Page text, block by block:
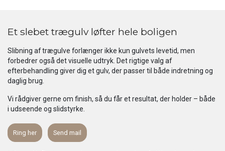
Et slebet trægulv løfter hele boligen
Slibning af trægulve forlænger ikke kun gulvets levetid, men
forbedrer også det visuelle udtryk. Det rigtige valg af
efterbehandling giver dig et gulv, der passer til både indretning og
daglig brug.
Vi rådgiver gerne om finish, så du får et resultat, der holder – både
i udseende og slidstyrke.
Ring her Send mail